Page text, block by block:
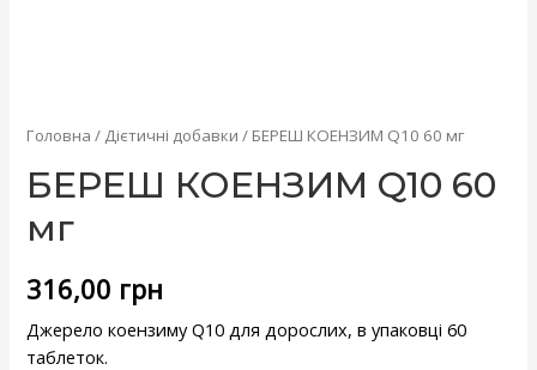
Головна / Дієтичні добавки / БЕРЕШ КОЕНЗИМ Q10 60 мг
БЕРЕШ КОЕНЗИМ Q10 60
мг
316,00 грн
Джерело коензиму Q10 для дорослих, в упаковці 60
таблеток.